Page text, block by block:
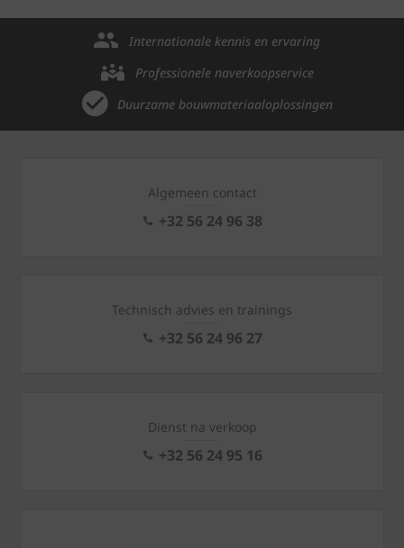
Internationale kennis en ervaring
Professionele naverkoopservice
Duurzame bouwmateriaaloplossingen
Algemeen contact
+32 56 24 96 38
Technisch advies en trainings
+32 56 24 96 27
Dienst na verkoop
+32 56 24 95 16